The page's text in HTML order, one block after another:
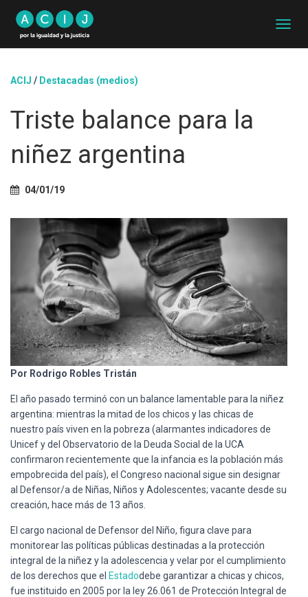
A
A
ACIJ / Destacadas (medios)
Triste balance para la
niñez argentina
04/01/19
Por Rodrigo Robles Tristán
El año pasado terminó con un balance lamentable para la niñez
argentina: mientras la mitad de los chicos y las chicas de
nuestro país viven en la pobreza (alarmantes indicadores de
Unicef y del Observatorio de la Deuda Social de la UCA
confirmaron recientemente que la infancia es la población más
empobrecida del país), el Congreso nacional sigue sin designar
al Defensor/a de Niñas, Niños y Adolescentes; vacante desde su
creación, hace más de 13 años.
El cargo nacional de Defensor del Niño, figura clave para
monitorear las políticas públicas destinadas a la protección
integral de la niñez y la adolescencia y velar por el cumplimiento
de los derechos que el Estadodebe garantizar a chicas y chicos,
fue instituido en 2005 por la ley 26.061 de Protección Integral de